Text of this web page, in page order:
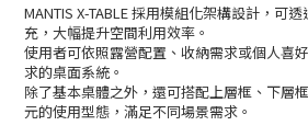
MANTIS X-TABLE 採用模組化架構設計，可
充，大幅提升空間利用效率。
使用者可依照露營配置、收納需求或個人喜
求的桌面系統。
除了基本桌體之外，還可搭配上層框、下層
元的使用型態，滿足不同場景需求。